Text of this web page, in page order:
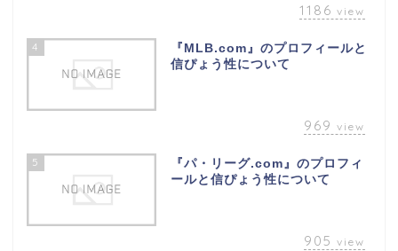
1186 view
4
『MLB.com』のプロフィールと
信ぴょう性について
969 view
5
『パ・リーグ.com』のプロフィ
ールと信ぴょう性について
905 view